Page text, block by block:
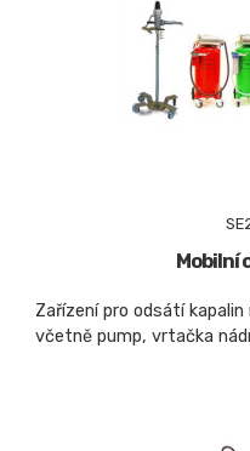
Mobilní
Zařízení pro odsátí kapalin
včetně pump, vrtačka